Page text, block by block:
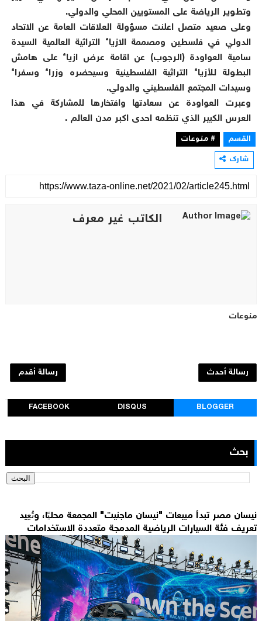
وتطوير الرياضة على المستويين المحلي والدولي.
وعلى صعيد متصل اعلنت مسؤولة العلاقات العامة عن الاتحاد
الدولي في فلسطين ومصممة الازياء التراثية العالمية السيدة
سامية العواودة (الرجوب) عن اقامة عرض ازياء على هامش
البطولة للأزياء التراثية الفلسطينية وسيحضره وزراء وسفراء
وسيدات المجتمع الفلسطيني والدولي.
وعبرت العواودة عن سعادتها وافتخارها للمشاركة في هذا
العرس الكبير الذي تنظمه احدى اكبر مدن العالم .
القسم
# منوعات
شارك
الكاتب غير معرف
منوعات
رسالة أحدث رسالة أقدم
BLOGGER
DISQUS
FACEBOOK
بحث
نيسان مصر تبدأ مبيعات "نيسان ماجنيت" المجمعة محليًا، وتُعِيد
تعريف فئة السيارات الرياضية المدمجة متعددة الاستخدامات